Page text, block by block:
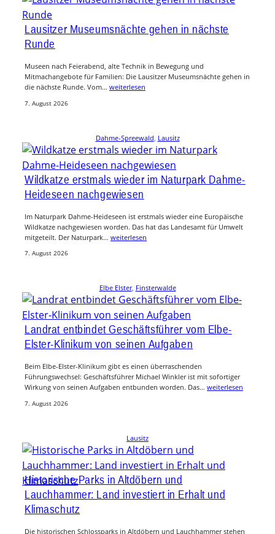
Lausitzer Museumsnächte gehen in nächste
Runde
Museen nach Feierabend, alte Technik in Bewegung und
Mitmachangebote für Familien: Die Lausitzer Museumsnächte gehen in
die nächste Runde. Vom… weiterlesen
7. August 2026
Dahme-Spreewald Lausitz
Wildkatze erstmals wieder im Naturpark Dahme-
Heideseen nachgewiesen
Im Naturpark Dahme-Heideseen ist erstmals wieder eine Europäische
Wildkatze nachgewiesen worden. Das hat das Landesamt für Umwelt
mitgeteilt. Der Naturpark… weiterlesen
7. August 2026
Elbe Elster, Finsterwalde
Landrat entbindet Geschäftsführer vom Elbe-
Elster-Klinikum von seinen Aufgaben
Beim Elbe-Elster-Klinikum gibt es einen überraschenden
Führungswechsel: Geschäftsführer Michael Winkler ist mit sofortiger
Wirkung von seinen Aufgaben entbunden worden. Das… weiterlesen
7. August 2026
Lausitz
Historische Parks in Altdöbern und
Lauchhammer: Land investiert in Erhalt und
Klimaschutz
Die historischen Schlossparks in Altdöbern und Lauchhammer stehen